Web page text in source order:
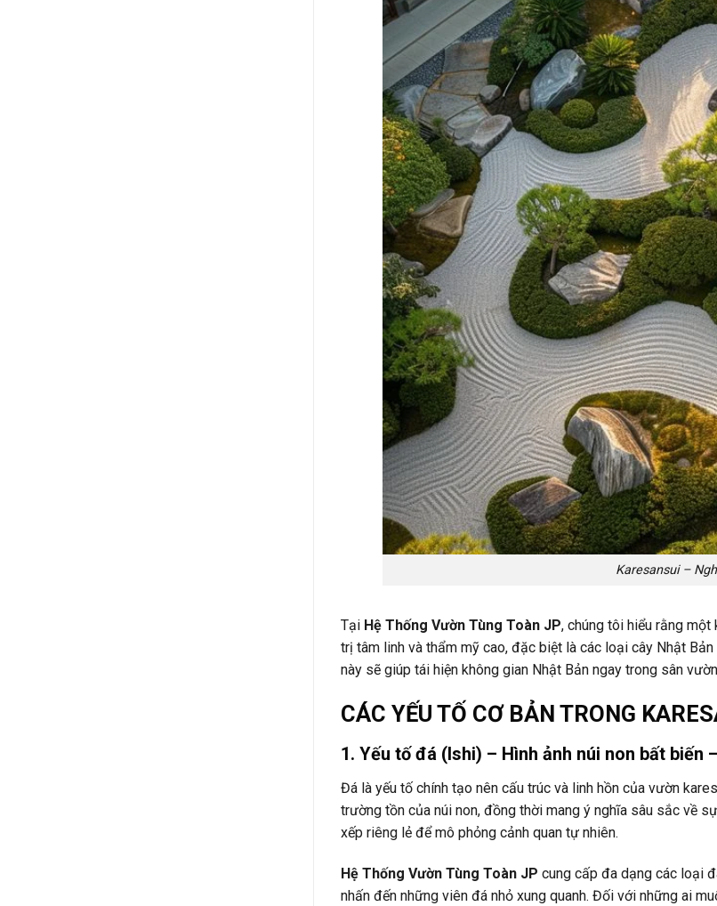
Karesansui –
Tại Hệ Thống Vườn Tùng Toàn JP, chúng tôi hiểu rằng
trị tâm linh và thẩm mỹ cao, đặc biệt là các loại cây Nhật
này sẽ giúp tái hiện không gian Nhật Bản ngay trong sân
CÁC YẾU TỐ CƠ BẢN TRONG
1. Yếu tố đá (Ishi) – Hình ảnh núi non bất biến
Đá là yếu tố chính tạo nên cấu trúc và linh hồn của vườn
trường tồn của núi non, đồng thời mang ý nghĩa sâu sắc về
xếp riêng lẻ để mô phỏng cảnh quan tự nhiên.
Hệ Thống Vườn Tùng Toàn JP cung cấp đa dạng các loại
nhấn đến những viên đá nhỏ xung quanh. Đối với những ai